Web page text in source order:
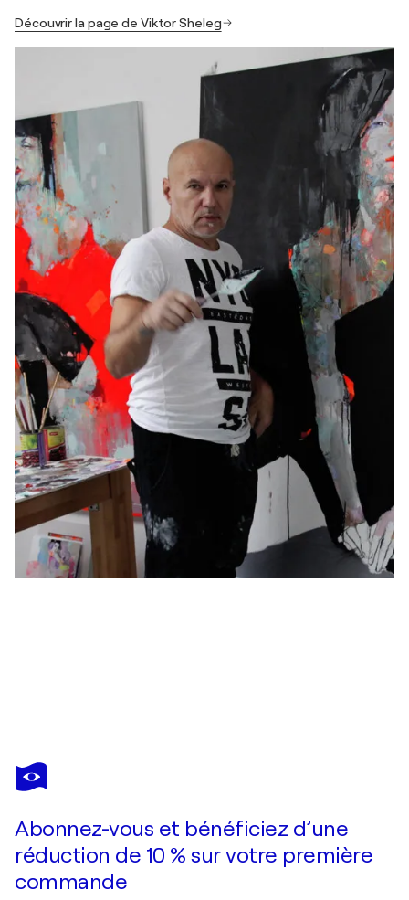
Découvrir la page de Viktor Sheleg
VIKTOR SHELEG
SPECTRUM
Abonnez-vous et bénéficiez d’une
réduction de 10 % sur votre première
commande